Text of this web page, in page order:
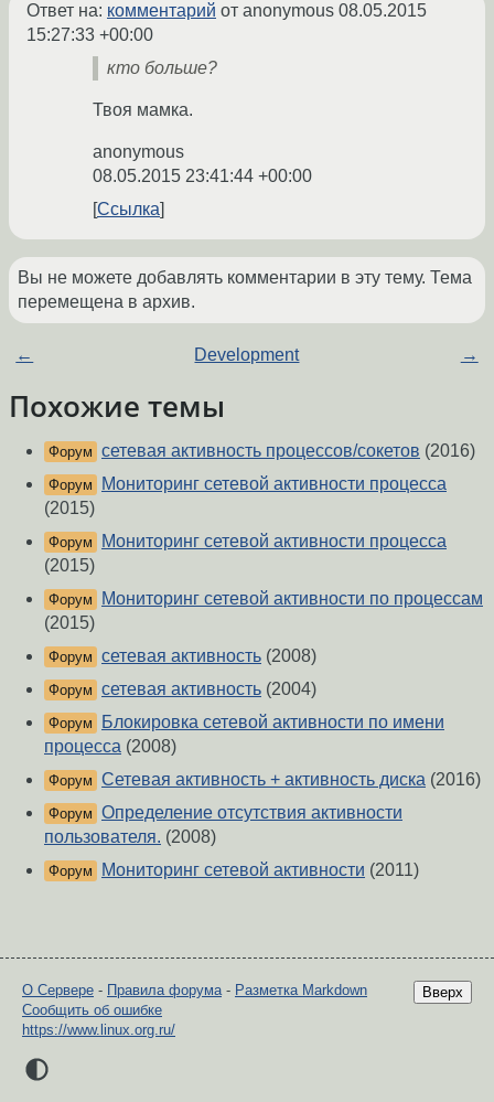
Ответ на: комментарий от anonymous 08.05.2015
15:27:33 +00:00
кто больше?
Твоя мамка.
anonymous
08.05.2015 23:41:44 +00:00
Ссылка
Вы не можете добавлять комментарии в эту тему. Тема
перемещена в архив.
← Development →
Похожие темы
Форум сетевая активность процессов/сокетов (2016)
Форум
Мониторинг сетевой активности процесса
(2015)
Форум
Мониторинг сетевой активности процесса
(2015)
Форум
Мониторинг сетевой активности по процессам
(2015)
Форум сетевая активность (2008)
Форум сетевая активность (2004)
Форум
Блокировка сетевой активности по имени
процесса (2008)
Форум Сетевая активность + активность диска (2016)
Форум Определение отсутствия активности
пользователя. (2008)
Форум Мониторинг сетевой активности (2011)
Вверх
О Сервере - Правила форума- Разметка Markdown
Сообщить об ошибке
https://www.linux.org.ru/